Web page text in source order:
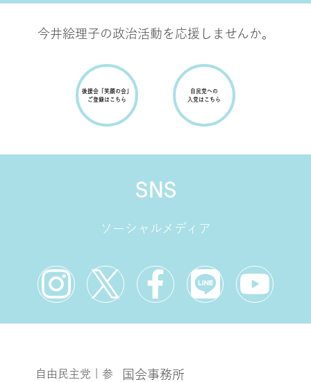
今井絵理子の政治活動を応援しませんか。
後援会 「笑顔の会」
ご登録はこちら
自民党への
入党はこちら
SNS
ソーシャルメディア
自由民主党 | 参
国会事務所